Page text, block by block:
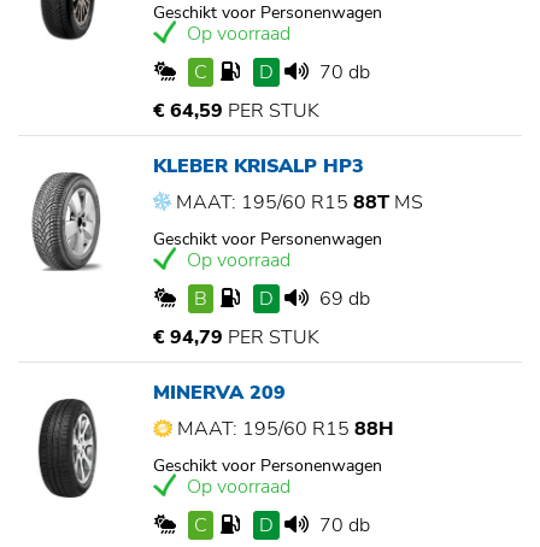
Geschikt voor Personenwagen
Op voorraad
C
D
70 db
€ 64,59 PER STUK
KLEBER KRISALP HP3
MAAT: 195/60 R15 88T MS
Geschikt voor Personenwagen
Op voorraad
B
D
69 db
€ 94,79 PER STUK
MINERVA 209
MAAT: 195/60 R15 88H
Geschikt voor Personenwagen
Op voorraad
C
D
70 db